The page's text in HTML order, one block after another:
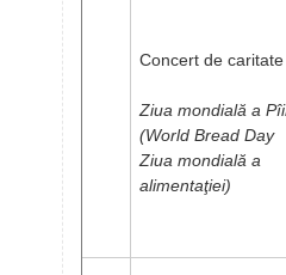
Concert de caritate
Ziua mondială a
(World Bread Day
Ziua mondială a
alimentaţiei)